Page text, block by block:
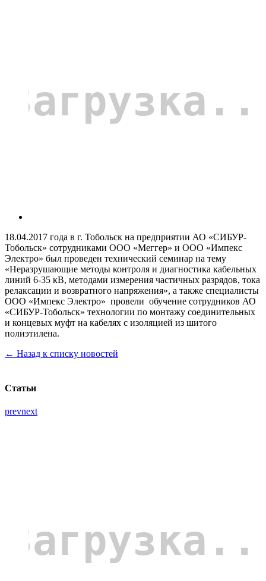
18.04.2017 года в г. Тобольск на предприятии АО «СИБУР-
Тобольск» сотрудниками ООО «Меггер» и ООО «Импекс
Электро» был проведен технический семинар на тему
«Неразрушающие методы контроля и диагностика кабельных
линий 6-35 кВ, методами измерения частичных разрядов, тока
релаксации и возвратного напряжения», а также специалисты
ООО «Импекс Электро» провели обучение сотрудников АО
«СИБУР-Тобольск» технологии по монтажу соединительных
и концевых муфт на кабелях с изоляцией из шитого
полиэтилена.
← Назад к списку новостей
Статьи
prevnext